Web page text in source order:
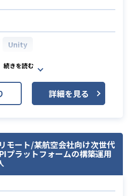
Unity
容は以下のとおりです。
成
ルタイムコミュニケーション
トチャット、ボイスチャット
ォーマンスチューニング
処理
を活用したゲーム開発経験が
詳細を見る
モート/某航空会社向け次世代
プラットフォームの構築運用